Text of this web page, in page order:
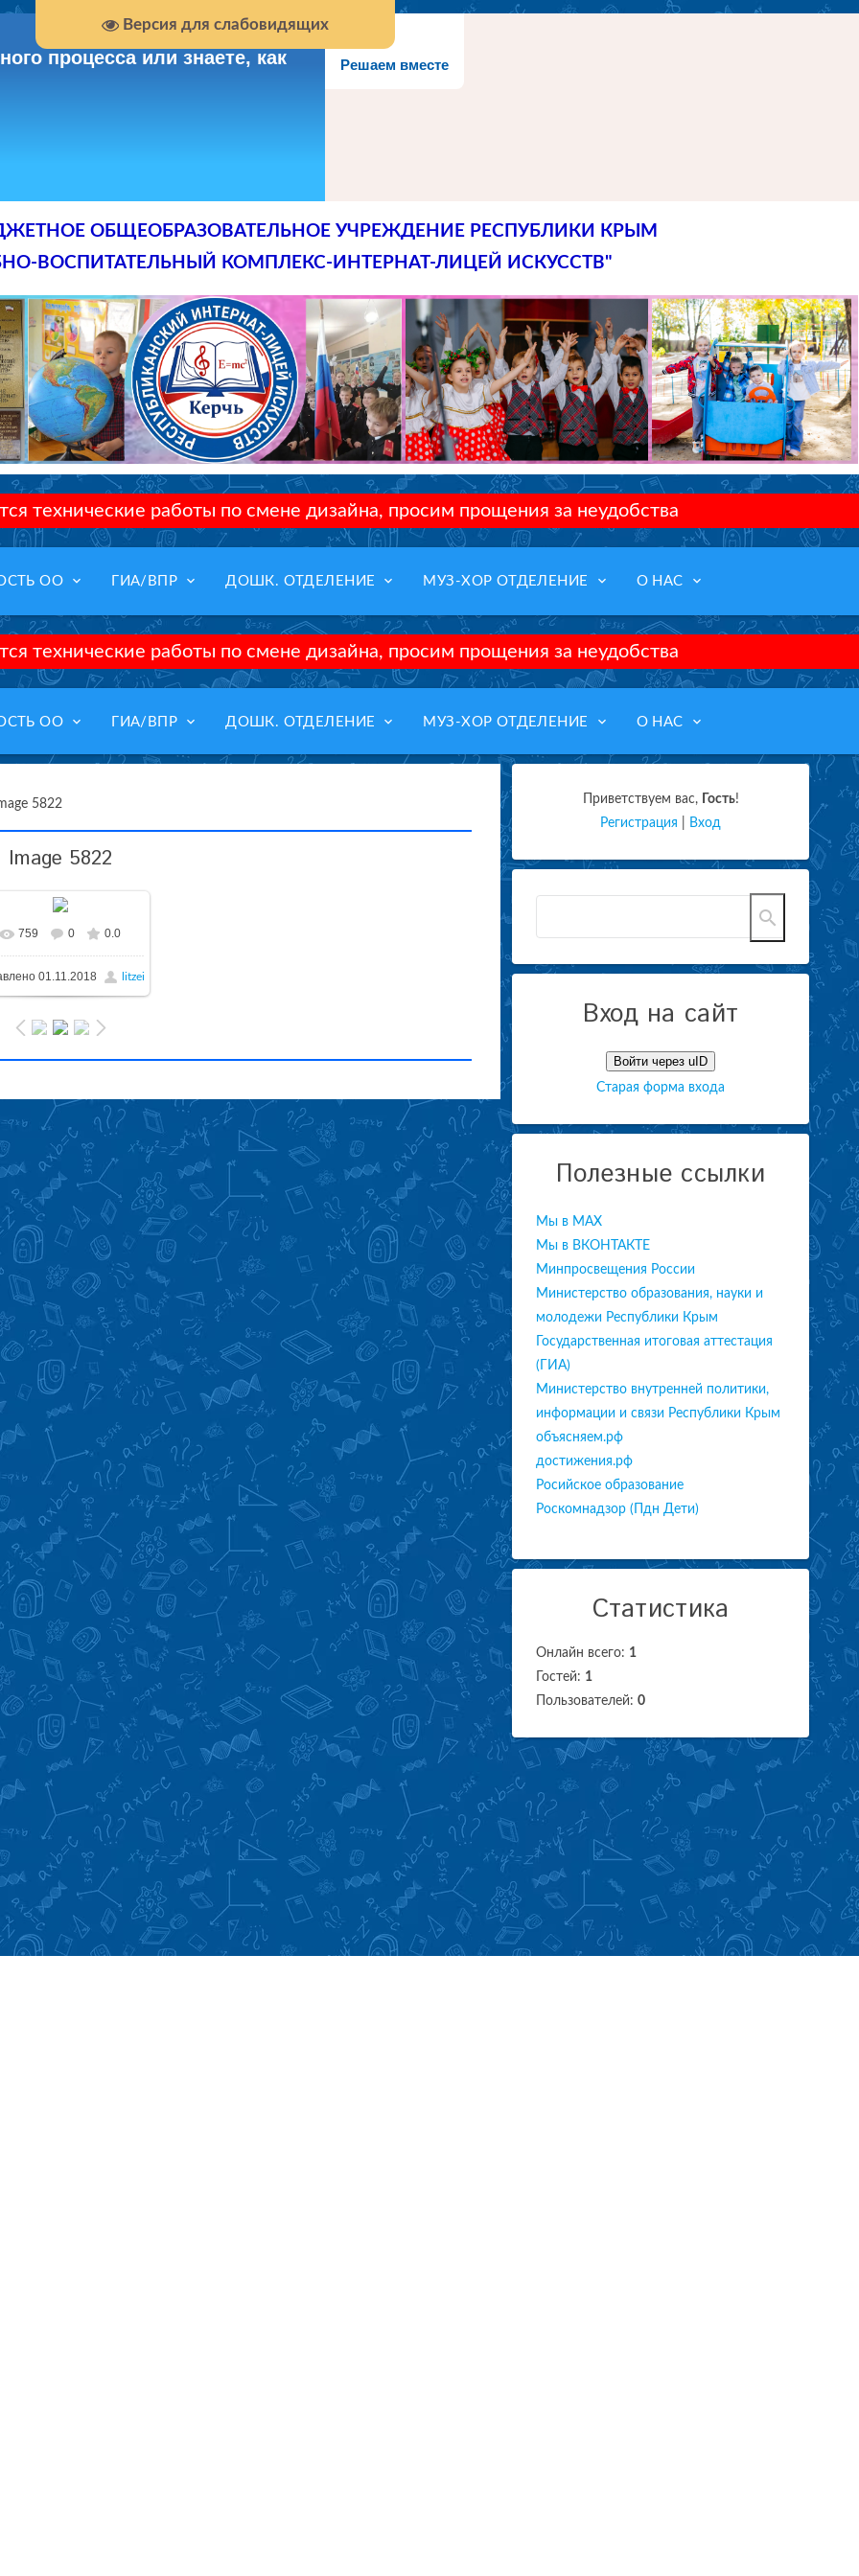
Версия для слабовидящих
Решаем вместе
процесса или знаете, как
ОБЩЕОБРАЗОВАТЕЛЬНОЕ УЧРЕЖДЕНИЕ РЕСПУБЛИКИ КРЫМ
ВОСПИТАТЕЛЬНЫЙ КОМПЛЕКС-ИНТЕРНАТ-ЛИЦЕЙ ИСКУССТВ"
технические работы по смене дизайна, просим прощения за неудобства
ОО keyboard_arrow_down ГИА/ВПР keyboard_arrow_down ДОШК. ОТДЕЛЕНИЕ keyboard_arrow_down МУЗ-ХОР ОТДЕЛЕНИЕ keyboard_arrow_down О НАС keyboard_arrow_down
технические работы по смене дизайна, просим прощения за неудобства
ОО keyboard_arrow_down ГИА/ВПР keyboard_arrow_down ДОШК. ОТДЕЛЕНИЕ keyboard_arrow_down МУЗ-ХОР ОТДЕЛЕНИЕ keyboard_arrow_down О НАС keyboard_arrow_down
5822
Image 5822
759 0 0.0
01.11.2018 litzei
Приветствуем вас, Гость!
Регистрация
Вход
Вход на сайт
Войти через uID
Старая форма входа
Полезные ссылки
Мы в МАХ
Мы в ВКОНТАКТЕ
Минпросвещения России
Министерство образования, науки и
молодежи Республики Крым
Государственная итоговая аттестация
(ГИА)
Министерство внутренней политики,
информации и связи Республики Крым
объясняем.рф
достижения.рф
Росийское образование
Роскомнадзор (Пдн Дети)
Статистика
Онлайн всего: 1
Гостей: 1
Пользователей: 0